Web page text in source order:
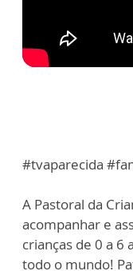
#tvaparecida
A Pastoral da
acompanhar e
crianças de 0 a 6
todo o mundo!